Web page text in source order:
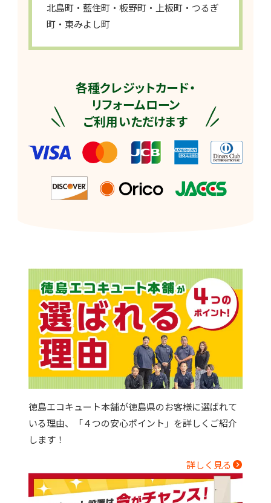
北島町・藍住町・板野町・上板町・つるぎ
町・東みよし町
各種クレジットカード・
リフォームローン
ご利用いただけます
徳島エコキュート本舗が徳島県のお客様に選ばれて
いる理由、「４つの安心ポイント」を詳しくご紹介
します！
詳しく見る